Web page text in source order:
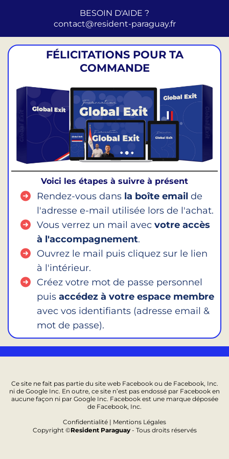
BESOIN D'AIDE ?
contact@resident-paraguay.fr
FÉLICITATIONS POUR TA
COMMANDE
Voici les étapes à suivre à présent
Rendez-vous dans la boîte email de
l'adresse e-mail utilisée lors de l'achat.
Vous verrez un mail avec votre accès
à l'accompagnement.
Ouvrez le mail puis cliquez sur le lien
à l'intérieur.
Créez votre mot de passe personnel
puis accédez à votre espace membre
avec vos identifiants (adresse email &
mot de passe).
Ce site ne fait pas partie du site web Facebook ou de Facebook, Inc.
ni de Google Inc. En outre, ce site n’est pas endossé par Facebook en
aucune façon ni par Google Inc. Facebook est une marque déposée
de Facebook, Inc.
Confidentialité | Mentions Légales
Copyright ©Resident Paraguay- Tous droits réservés